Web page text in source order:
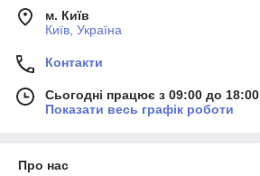
м. Київ
Київ, Україна
Контакти
Сьогодні працює з 09:00 до 18:00
Показати весь графік роботи
Про нас